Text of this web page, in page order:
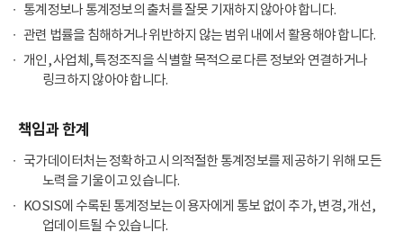
통계정보나 통계정보의 출처를 잘못 기재하지 않아야 합니다.
관련 법률을 침해하거나 위반하지 않는 범위 내에서 활용해야 합니다.
개인, 사업체, 특정조직을 식별할 목적으로 다른 정보와 연결하거나
링크하지 않아야 합니다.
책임과 한계
국가데이터처는 정확하고 시의적절한 통계정보를 제공하기 위해 모든
노력을 기울이고 있습니다.
KOSIS에 수록된 통계정보는 이용자에게 통보 없이 추가, 변경, 개선,
업데이트될 수 있습니다.